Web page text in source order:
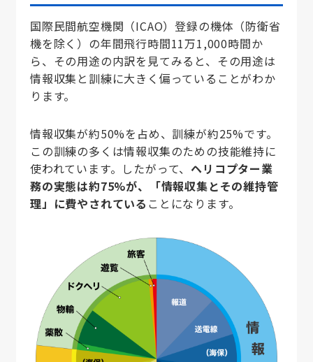
国際民間航空機関（ICAO）登録の機体（防衛省
機を除く）の年間飛行時間11万1,000時間か
ら、その用途の内訳を見てみると、その用途は
情報収集と訓練に大きく偏っていることがわか
ります。
情報収集が約50%を占め、訓練が約25%です。
この訓練の多くは情報収集のための技能維持に
使われています。したがって、 ヘリコプター業
務の実態は約75%が、「情報収集とその維持管
理」に費やされている ことになります。